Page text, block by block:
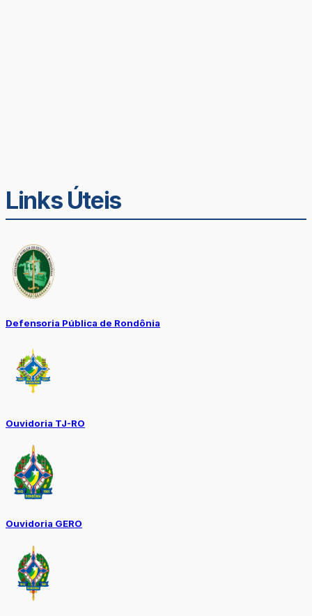
Links Úteis
Defensoria Pública de Rondônia
Ouvidoria TJ-RO
Ouvidoria GERO